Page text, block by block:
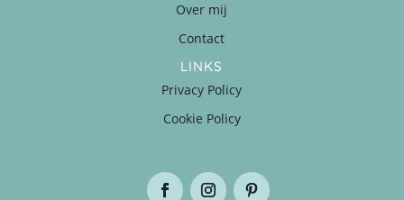
Over mij
Contact
LINKS
Privacy Policy
Cookie Policy